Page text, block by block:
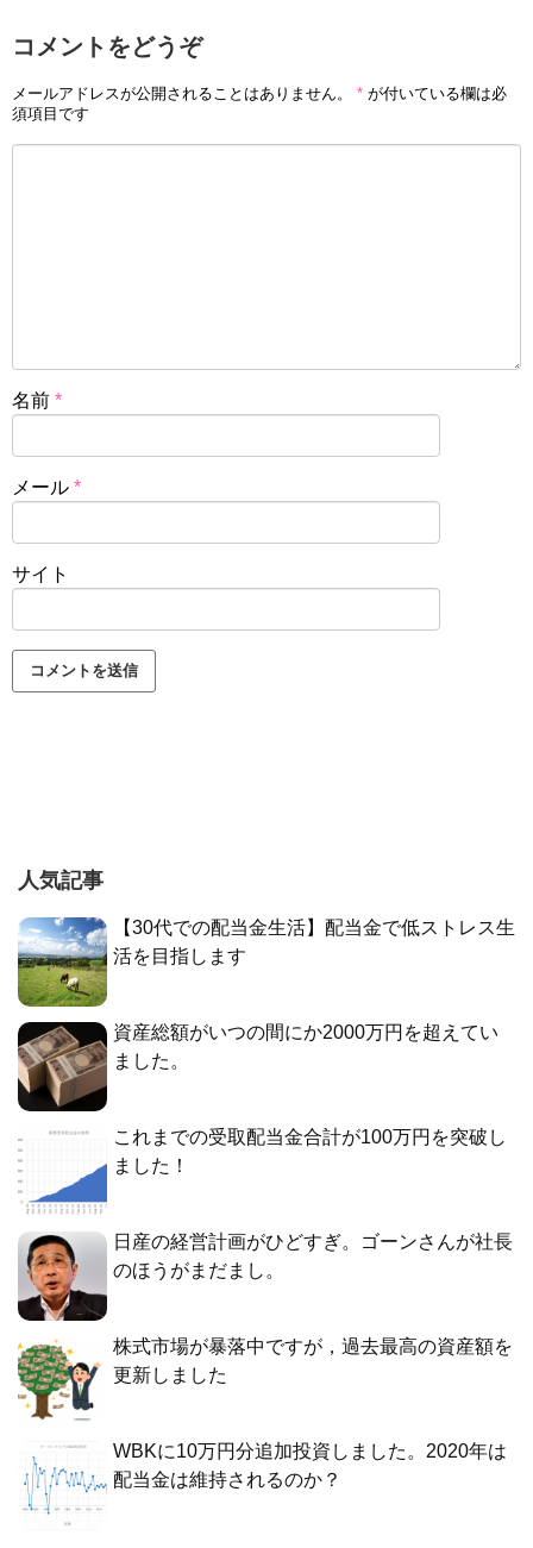
コメントをどうぞ
メールアドレスが公開されることはありません。 * が付いている欄は必
須項目です
名前 *
メール *
サイト
人気記事
【30代での配当金生活】配当金で低ストレス生
活を目指します
資産総額がいつの間にか2000万円を超えてい
ました。
これまでの受取配当金合計が100万円を突破し
ました！
日産の経営計画がひどすぎ。ゴーンさんが社長
のほうがまだまし。
株式市場が暴落中ですが，過去最高の資産額を
更新しました
WBKに10万円分追加投資しました。2020年は
配当金は維持されるのか？